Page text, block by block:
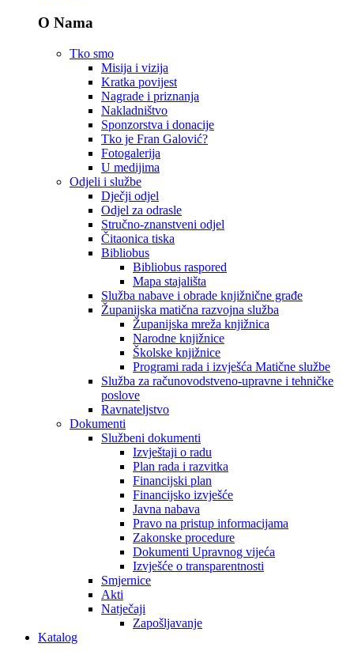
O Nama
Tko smo
Misija i vizija
Kratka povijest
Nagrade i priznanja
Nakladništvo
Sponzorstva i donacije
Tko je Fran Galović?
Fotogalerija
U medijima
Odjeli i službe
Dječji odjel
Odjel za odrasle
Stručno-znanstveni odjel
Čitaonica tiska
Bibliobus
Bibliobus raspored
Mapa stajališta
Služba nabave i obrade knjižnične građe
Županijska matična razvojna služba
Županijska mreža knjižnica
Narodne knjižnice
Školske knjižnice
Programi rada i izvješća Matične službe
Služba za računovodstveno-upravne i tehničke
poslove
Ravnateljstvo
Dokumenti
Službeni dokumenti
Izvještaji o radu
Plan rada i razvitka
Financijski plan
Financijsko izvješće
Javna nabava
Pravo na pristup informacijama
Zakonske procedure
Dokumenti Upravnog vijeća
Izvješće o transparentnosti
Smjernice
Akti
Natječaji
Zapošljavanje
Katalog